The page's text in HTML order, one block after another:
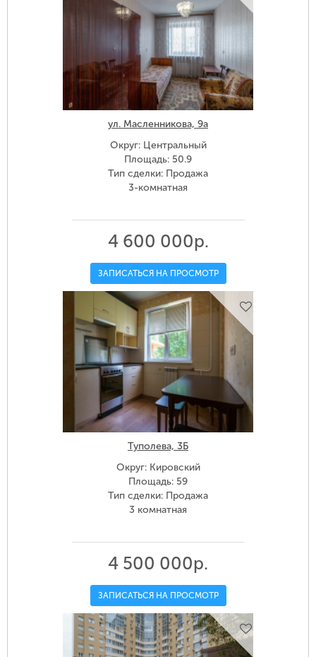
ул. Масленникова, 9а
Округ: Центральный
Площадь: 50.9
Тип сделки: Продажа
3-комнатная
4 600 000р.
ЗАПИСАТЬСЯ НА ПРОСМОТР
Туполева, 3Б
Округ: Кировский
Площадь: 59
Тип сделки: Продажа
3 комнатная
4 500 000р.
ЗАПИСАТЬСЯ НА ПРОСМОТР